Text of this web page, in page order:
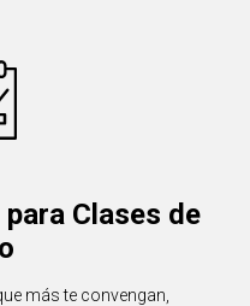
Clases de
más te convengan,